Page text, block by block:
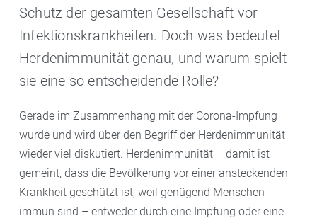
Schutz der gesamten Gesellschaft vor
Infektionskrankheiten. Doch was bedeutet
Herdenimmunität genau, und warum spielt
sie eine so entscheidende Rolle?
Gerade im Zusammenhang mit der Corona-Impfung
wurde und wird über den Begriff der Herdenimmunität
wieder viel diskutiert. Herdenimmunität – damit ist
gemeint, dass die Bevölkerung vor einer ansteckenden
Krankheit geschützt ist, weil genügend Menschen
immun sind – entweder durch eine Impfung oder eine